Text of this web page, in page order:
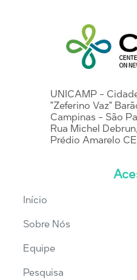
UNICAMP -
"Zeferino Vaz"
Campinas - São
Rua Michel
Prédio Amarelo
Início
Sobre Nós
Equipe
Pesquisa